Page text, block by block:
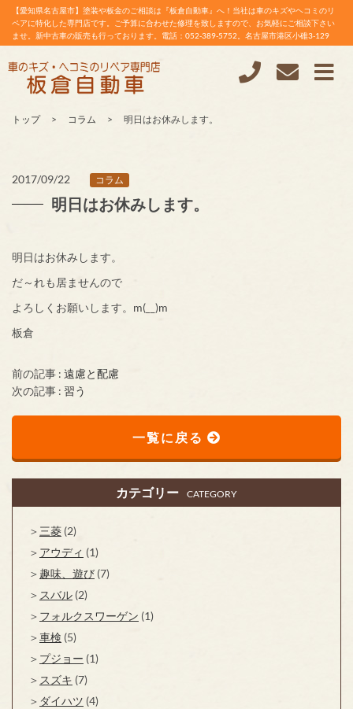
【愛知県名古屋市】塗装や板金のご相談は『板倉自動車』へ！当社は車のキズやヘコミのリ
ペアに特化した専門店です。ご予算に合わせた修理を致しますので、お気軽にご相談下さい
ませ。新中古車の販売も行っております。電話：052-389-5752。名古屋市港区小碓3-129
トップ コラム 明日はお休みします。
2017/09/22 コラム
明日はお休みします。
明日はお休みします。
だ～れも居ませんので
よろしくお願いします。m(__)m
板倉
前の記事 : 遠慮と配慮
次の記事 : 習う
一覧に戻る
カテゴリー CATEGORY
三菱 (2)
アウディ (1)
趣味、遊び (7)
スバル (2)
フォルクスワーゲン (1)
車検 (5)
プジョー (1)
スズキ (7)
ダイハツ (4)